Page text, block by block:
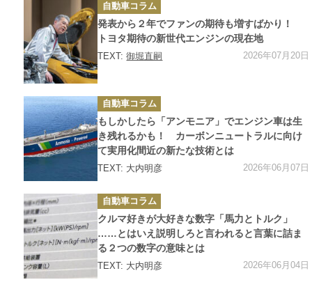
カ
テ
ゴ
リ
ー
自動車コラム
発表から２年でファンの期待も増すばかり！
トヨタ期待の新世代エンジンの現在地
TEXT:御堀直嗣 2026年07月20日
カ
テ
ゴ
リ
ー
自動車コラム
もしかしたら「アンモニア」でエンジン車は生
き残れるかも！ カーボンニュートラルに向け
て実用化間近の新たな技術とは
TEXT: 大内明彦 2026年06月07日
カ
テ
ゴ
リ
自動車コラム
クルマ好きが大好きな数字「馬力とトルク」
……とはいえ説明しろと言われると言葉に詰ま
る２つの数字の意味とは
TEXT: 大内明彦 2026年06月04日